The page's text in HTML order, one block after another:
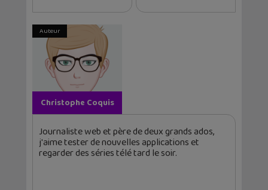
Auteur
Christophe Coquis
Journaliste web et père de deux grands ados,
j'aime tester de nouvelles applications et
regarder des séries télé tard le soir.